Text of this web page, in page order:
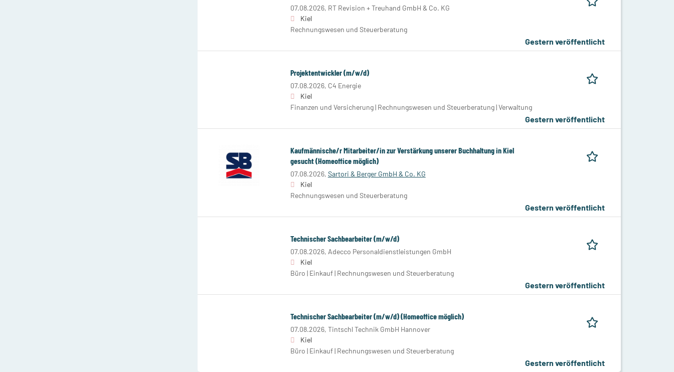
07.08.2026, RT Revision + Treuhand GmbH & Co. KG
Kiel
Rechnungswesen und Steuerberatung
Gestern veröffentlicht
Projektentwickler (m/w/d)
07.08.2026, C4 Energie
Kiel
Finanzen und Versicherung | Rechnungswesen und Steuerberatung | Verwaltung
Gestern veröffentlicht
Kaufmännische/r Mitarbeiter/in zur Verstärkung unserer Buchhaltung in Kiel
gesucht (Homeoffice möglich)
07.08.2026, Sartori & Berger GmbH & Co. KG
Kiel
Rechnungswesen und Steuerberatung
Gestern veröffentlicht
Technischer Sachbearbeiter (m/w/d)
07.08.2026, Adecco Personaldienstleistungen GmbH
Kiel
Büro | Einkauf | Rechnungswesen und Steuerberatung
Gestern veröffentlicht
Technischer Sachbearbeiter (m/w/d) (Homeoffice möglich)
07.08.2026, Tintschl Technik GmbH Hannover
Kiel
Büro | Einkauf | Rechnungswesen und Steuerberatung
Gestern veröffentlicht